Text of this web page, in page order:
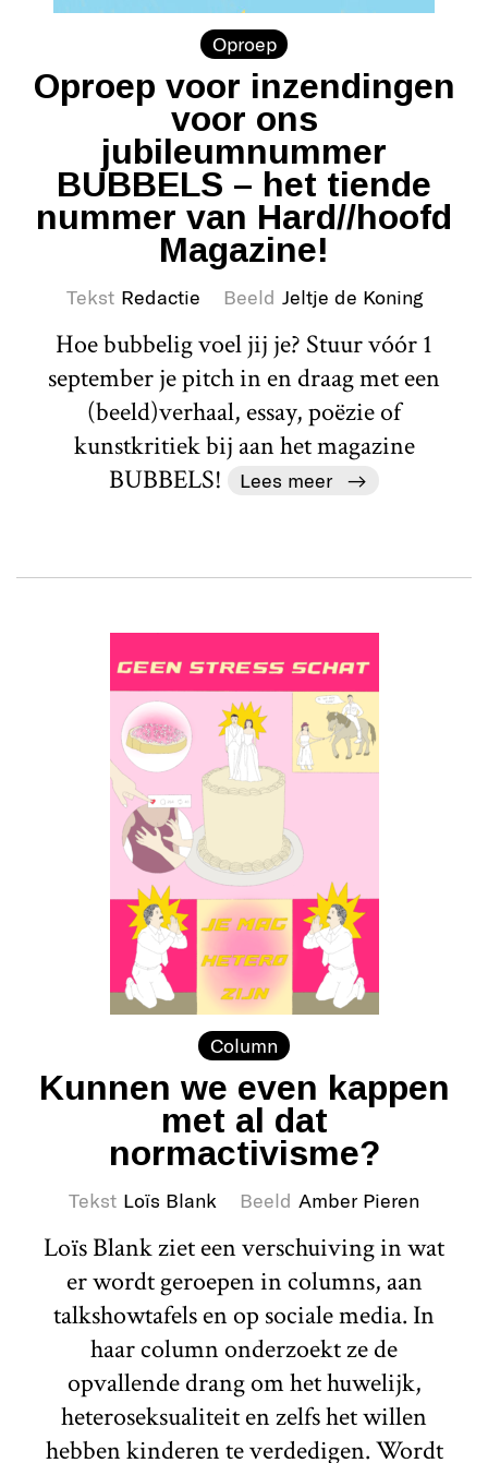
Oproep
Oproep voor inzendingen
voor ons
jubileumnummer
BUBBELS – het tiende
nummer van Hard//hoofd
Magazine!
Tekst Redactie Beeld Jeltje de Koning
Hoe bubbelig voel jij je? Stuur vóór 1
september je pitch in en draag met een
(beeld)verhaal, essay, poëzie of
kunstkritiek bij aan het magazine
BUBBELS!
Lees meer
Column
Kunnen we even kappen
met al dat
normactivisme?
Tekst Loïs Blank Beeld Amber Pieren
Loïs Blank ziet een verschuiving in wat
er wordt geroepen in columns, aan
talkshowtafels en op sociale media. In
haar column onderzoekt ze de
opvallende drang om het huwelijk,
heteroseksualiteit en zelfs het willen
hebben kinderen te verdedigen. Wordt